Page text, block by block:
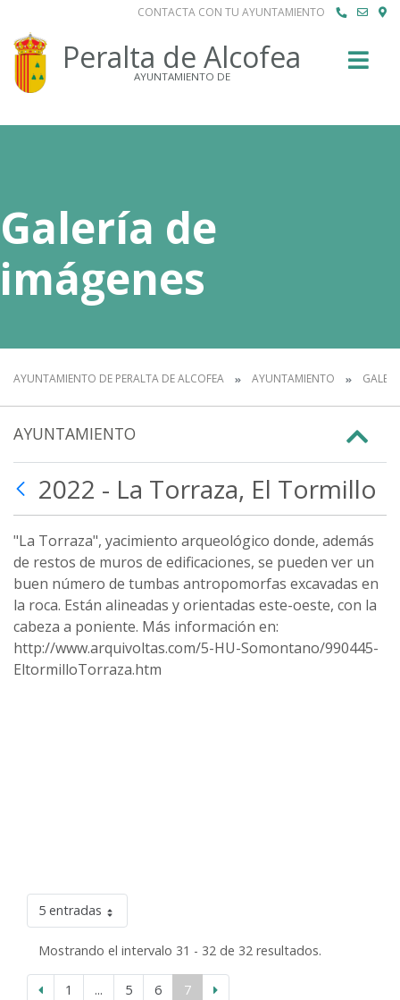
CONTACTA CON TU AYUNTAMIENTO
Peralta de Alcofea
AYUNTAMIENTO DE
Galería de
imágenes
AYUNTAMIENTO DE PERALTA DE ALCOFEA AYUNTAMIENTO
AYUNTAMIENTO
2022 - La Torraza, El Tormillo
"La Torraza", yacimiento arqueológico donde, además
de restos de muros de edificaciones, se pueden ver un
buen número de tumbas antropomorfas excavadas en
la roca. Están alineadas y orientadas este-oeste, con la
cabeza a poniente. Más información en:
http://www.arquivoltas.com/5-HU-Somontano/990445-
EltormilloTorraza.htm
5 entradas
Mostrando el intervalo 31 - 32 de 32 resultados.
1 ... 5 6 7